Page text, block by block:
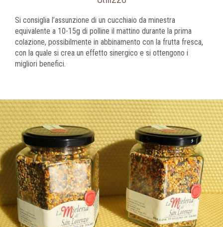
Si consiglia l’assunzione di un cucchiaio da minestra
equivalente a 10-15g di polline il mattino durante la prima
colazione, possibilmente in abbinamento con la frutta fresca,
con la quale si crea un effetto sinergico e si ottengono i
migliori benefici.